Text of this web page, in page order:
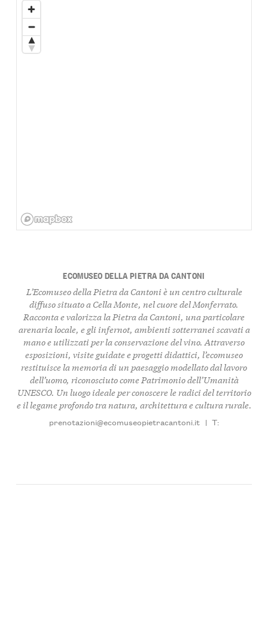
ECOMUSEO DELLA PIETRA DA CANTONI
L’Ecomuseo della Pietra da Cantoni è un centro culturale
diffuso situato a Cella Monte, nel cuore del Monferrato.
Racconta e valorizza la Pietra da Cantoni, una particolare
arenaria locale, e gli infernot, ambienti sotterranei scavati a
mano e utilizzati per la conservazione del vino. Attraverso
esposizioni, visite guidate e progetti didattici, l’ecomuseo
restituisce la memoria di un paesaggio modellato dal lavoro
dell’uomo, riconosciuto come Patrimonio dell’Umanità
UNESCO. Un luogo ideale per conoscere le radici del territorio
e il legame profondo tra natura, architettura e cultura rurale.
prenotazioni@ecomuseopietracantoni.it | T: